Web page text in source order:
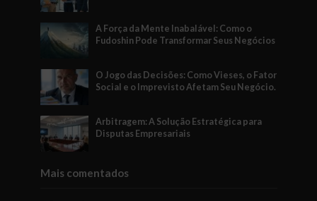
A Força da Mente Inabalável: Como o
Fudoshin Pode Transformar Seus Negócios
O Jogo das Decisões: Como Vieses, o Fator
Social e o Imprevisto Afetam Seu Negócio.
Arbitragem: A Solução Estratégica para
Disputas Empresariais
Mais comentados